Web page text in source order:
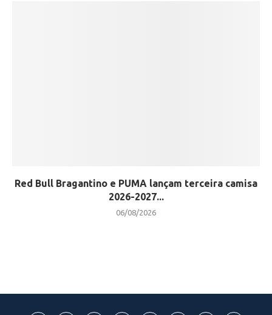
Red Bull Bragantino e PUMA lançam terceira camisa
2026-2027...
06/08/2026